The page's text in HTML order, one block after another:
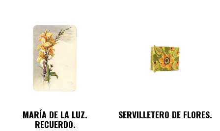
MARÍA DE LA LUZ.
RECUERDO.
SERVILLETERO DE FLORES.